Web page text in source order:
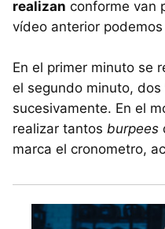
realizan conforme van
vídeo anterior
En el primer minuto se
el segundo minuto, dos
sucesivamente. En el
realizar tantos burpees
marca el cronometro,